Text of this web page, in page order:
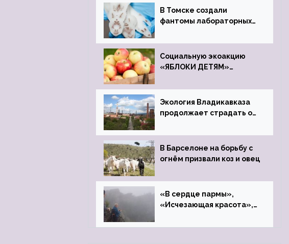
В Томске создали
фантомы лабораторных
Социальную экоакцию
«ЯБЛОКИ ДЕТЯМ»
Экология Владикавказа
продолжает страдать от
завода
В Барселоне на борьбу с
огнём призвали коз и овец
«В сердце пармы»,
«Исчезающая красота»,